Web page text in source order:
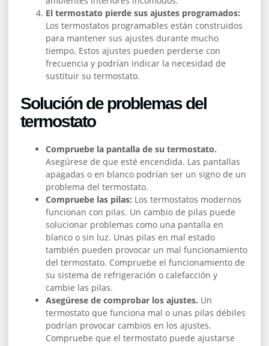
El termostato pierde sus ajustes programados:
Los termostatos programables están construidos
para mantener sus ajustes durante mucho
tiempo. Estos ajustes pueden perderse con
frecuencia y podrían indicar la necesidad de
sustituir su termostato.
Solución de problemas del
termostato
Compruebe la pantalla de su termostato.
Asegúrese de que esté encendida. Las pantallas
apagadas o en blanco podrían ser un signo de un
problema del termostato.
Compruebe las pilas: Los termostatos modernos
funcionan con pilas. Un cambio de pilas puede
solucionar problemas como una pantalla en
blanco o sin luz. Unas pilas en mal estado
también pueden provocar un mal funcionamiento
del termostato. Compruebe el funcionamiento de
su sistema de refrigeración o calefacción y
cambie las pilas.
Asegúrese de comprobar los ajustes. Un
termostato que funciona mal o unas pilas débiles
podrían provocar cambios en los ajustes.
Compruebe que el termostato puede ajustarse